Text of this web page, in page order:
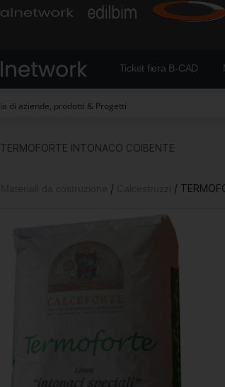
Ticket fiera B-CAD
TERMOFORTE INTONACO COIBENTE
/ /